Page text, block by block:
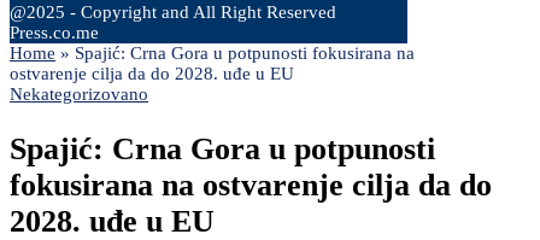
@2025 - Copyright and All Right Reserved
Press.co.me
Home » Spajić: Crna Gora u potpunosti fokusirana na
ostvarenje cilja da do 2028. uđe u EU
Nekategorizovano
Spajić: Crna Gora u potpunosti
fokusirana na ostvarenje cilja da do
2028. uđe u EU